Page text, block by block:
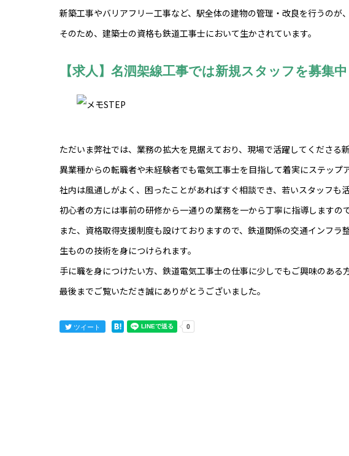
新築工事やバリアフリー工事など、駅全体の建物の管理・改良を行うのが
そのため、建築士の資格も鉄道工事士において生かされています。
【求人】名泗架線工事では新規スタッフを募集中
ただいま弊社では、業務の拡大を見据えており、現場で活躍してくださる
異業種からの転職者や未経験者でも電気工事士を目指して着実にステップ
社内は風通しがよく、困ったことがあればすぐ相談でき、若いスタッフも
初心者の方には事前の研修から一通りの業務を一から丁寧に指導しますの
また、資格取得支援制度も設けておりますので、鉄道関係の交通インフラ
生ものの技術を身につけられます。
手に職を身につけたい方、鉄道電気工事士の仕事に少しでもご興味のある
最後までご覧いただき誠にありがとうございました。
ツイート